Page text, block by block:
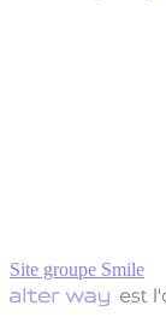
Site groupe Smile